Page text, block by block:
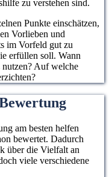
zu verstehen sind.
Punkte einschätzen,
Vorlieben und
im Vorfeld gut zu
erfüllen soll. Wann
nutzen? Auf welche
am besten helfen
bewertet. Dadurch
über die Vielfalt an
viele verschiedene